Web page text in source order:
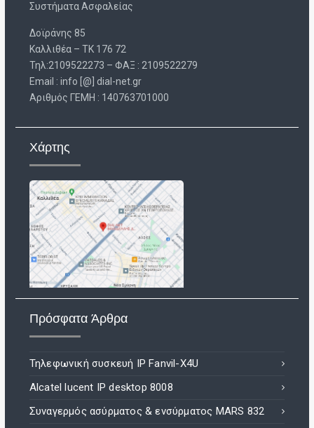
Συστήματα Ασφαλείας
Δοϊράνης 85
Καλλιθέα – ΤΚ 176 72
Τηλ:2109522273 – ΦΑΞ : 2109522279
Email : info [@] dial-net.gr
Aριθμός ΓΕΜΗ : 140763701000
Χάρτης
Πρόσφατα Άρθρα
Τηλεφωνική συσκευή IP Fanvil-X4U
Alcatel lucent IP desktop 8008
Συναγερμός ασύρματος & ενσύρματος MARS 832